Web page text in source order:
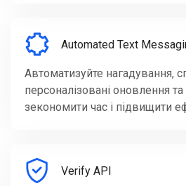
Automated Text
Автоматизуйте нагадування,
персоналізовані оновлення
зекономити час і підвищити
Verify API